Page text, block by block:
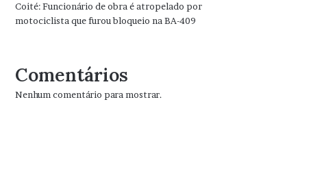
Coité: Funcionário de obra é atropelado por
motociclista que furou bloqueio na BA-409
Comentários
Nenhum comentário para mostrar.